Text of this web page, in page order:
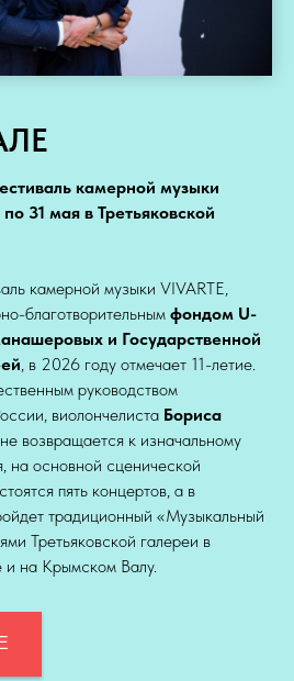
камерной музыки
31 мая в Третьяковской
камерной музыки VIVARTE,
благотворительным фондом U-
и Государственной
, в 2026 году отмечает 11-летие.
руководством
виолончелиста Бориса
возвращается к изначальному
на основной сценической
пять концертов, а в
традиционный «Музыкальный
Третьяковской галереи в
и на Крымском Валу.